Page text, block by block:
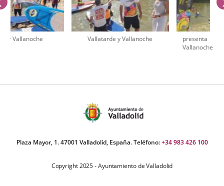
y Vallanoche Vallatarde y Vallanoche
presenta
Vallanoche
Plaza Mayor, 1. 47001 Valladolid, España. Teléfono:+34 983 426 100
Copyright 2025 - Ayuntamiento de Valladolid